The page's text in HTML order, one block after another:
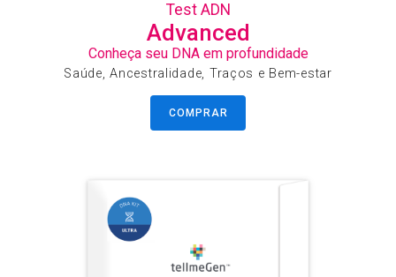
Test ADN
Advanced
Conheça seu DNA em profundidade
Saúde, Ancestralidade, Traços e Bem-estar
COMPRAR